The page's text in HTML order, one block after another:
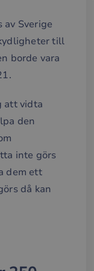
Sverige
till
borde vara
att vidta
den
inte görs
dem ett
då kan